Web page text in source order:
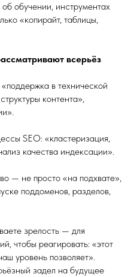
обучении, инструментах
«копирайт, таблицы,
всерьёз
в технической
контента»,
SEO: «кластеризация,
качества индексации».
— не просто «на подхвате»,
поддоменов, разделов,
зрелость — для
чтобы реагировать: «этот
уровень позволяет».
задел на будущее